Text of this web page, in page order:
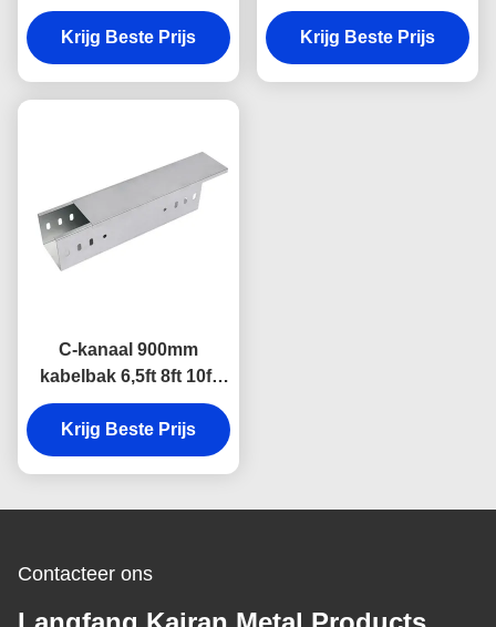
gegalvaniseerde stalen
kabelbak
Krijg Beste Prijs
gegalvaniseerd 600 mm
kabelbak
gegalvaniseerd
Krijg Beste Prijs
C-kanaal 900mm
kabelbak 6,5ft 8ft 10ft
warm gedompeld
gegalvaniseerd
kabelbak
Krijg Beste Prijs
Contacteer ons